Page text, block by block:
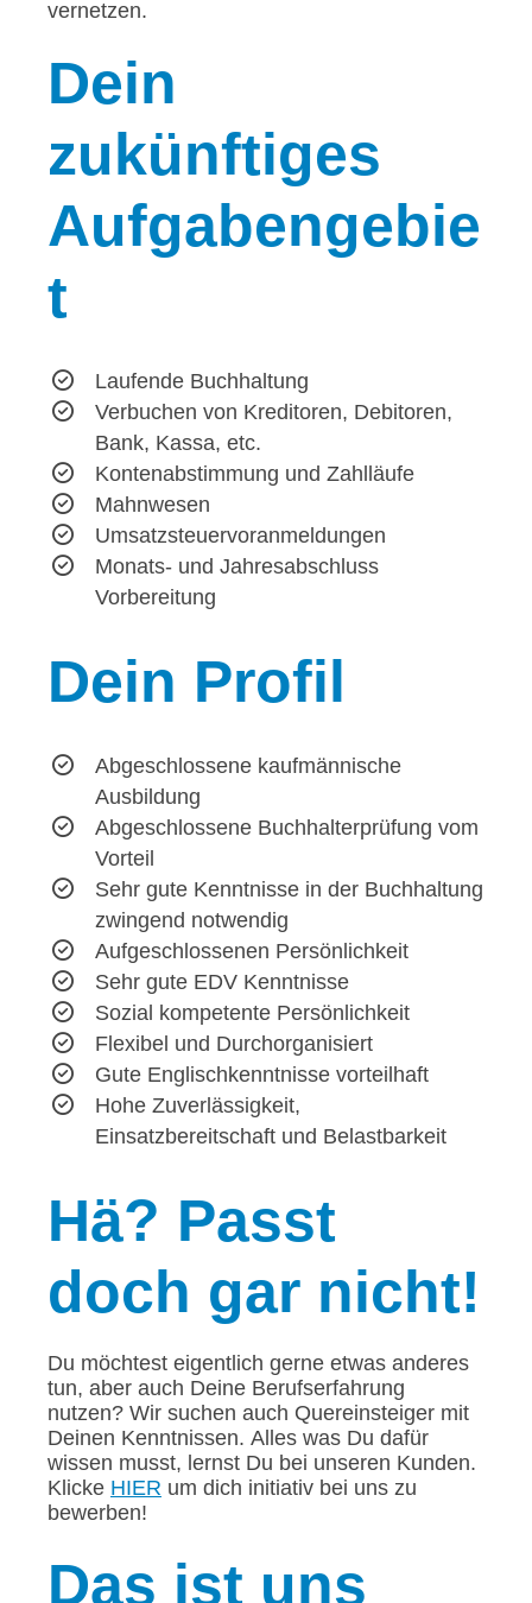
vernetzen.
Dein
zukünftiges
Aufgabengebie
t
Laufende Buchhaltung
Verbuchen von Kreditoren, Debitoren,
Bank, Kassa, etc.
Kontenabstimmung und Zahlläufe
Mahnwesen
Umsatzsteuervoranmeldungen
Monats- und Jahresabschluss
Vorbereitung
Dein Profil
Abgeschlossene kaufmännische
Ausbildung
Abgeschlossene Buchhalterprüfung vom
Vorteil
Sehr gute Kenntnisse in der Buchhaltung
zwingend notwendig
Aufgeschlossenen Persönlichkeit
Sehr gute EDV Kenntnisse
Sozial kompetente Persönlichkeit
Flexibel und Durchorganisiert
Gute Englischkenntnisse vorteilhaft
Hohe Zuverlässigkeit,
Einsatzbereitschaft und Belastbarkeit
Hä? Passt
doch gar nicht!
Du möchtest eigentlich gerne etwas anderes
tun, aber auch Deine Berufserfahrung
nutzen? Wir suchen auch Quereinsteiger mit
Deinen Kenntnissen. Alles was Du dafür
wissen musst, lernst Du bei unseren Kunden.
Klicke HIER um dich initiativ bei uns zu
bewerben!
Das ist uns